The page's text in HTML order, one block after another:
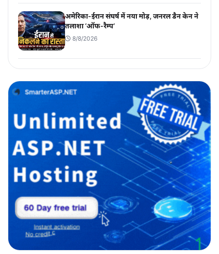
अमेरिका-ईरान संघर्ष में नया मोड़, जनरल डैन केन ने
तलाशा ‘ऑफ-रैम्प’
8/8/2026